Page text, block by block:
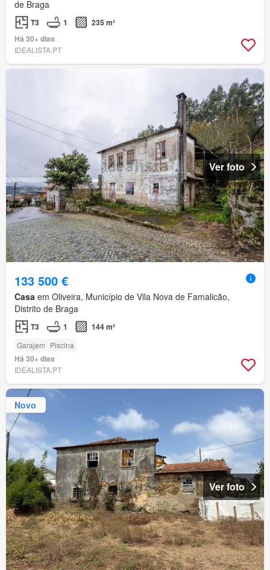
de Braga
T3 1
235 m²
Há 30+ dias
IDEALISTA.PT
Ver foto
133 500 €
Casa em Oliveira, Município de Vila Nova de Famalicão,
Distrito de Braga
T3 1 144 m²
Garajem Piscina
Há 30+ dias
IDEALISTA.PT
Novo
Ver foto